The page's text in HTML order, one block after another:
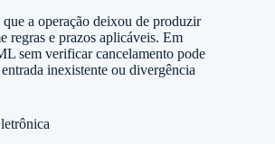
a operação deixou de produzir
regras e prazos aplicáveis. Em
sem verificar cancelamento pode
inexistente ou divergência